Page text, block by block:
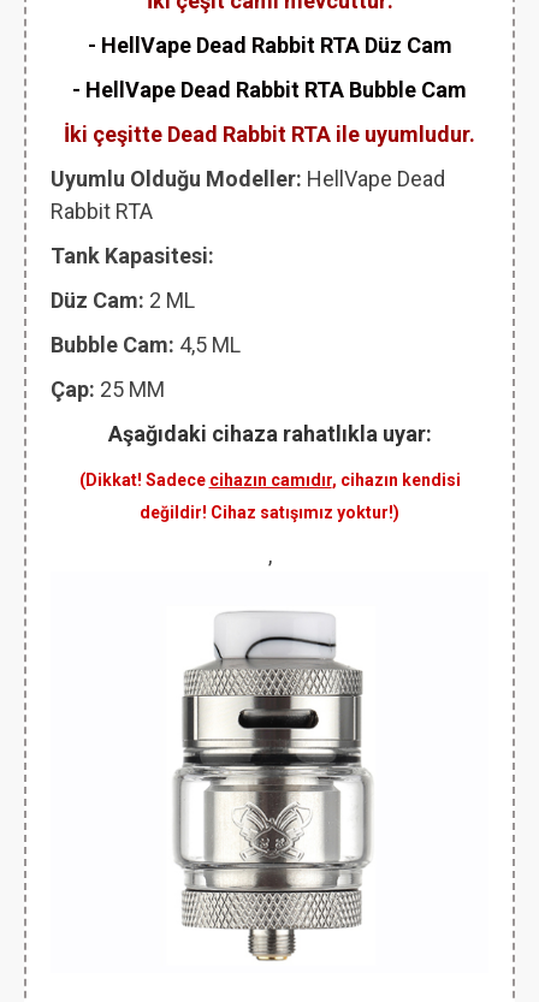
- HellVape Dead Rabbit RTA Düz Cam
- HellVape Dead Rabbit RTA Bubble Cam
İki çeşitte Dead Rabbit RTA ile uyumludur.
Uyumlu Olduğu Modeller: HellVape Dead
Rabbit RTA
Tank Kapasitesi:
Düz Cam: 2 ML
Bubble Cam: 4,5 ML
Çap: 25 MM
Aşağıdaki cihaza rahatlıkla uyar:
(Dikkat! Sadece cihazın camıdır, cihazın kendisi
değildir! Cihaz satışımız yoktur!)
,